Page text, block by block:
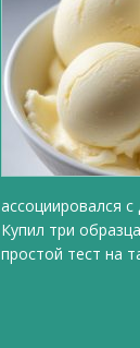
ассоциировался
Купил три
простой тест на